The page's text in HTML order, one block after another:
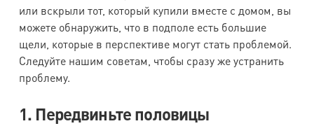
или вскрыли тот, который купили вместе с домом, вы
можете обнаружить, что в подполе есть большие
щели, которые в перспективе могут стать проблемой.
Следуйте нашим советам, чтобы сразу же устранить
проблему.
1. Передвиньте половицы